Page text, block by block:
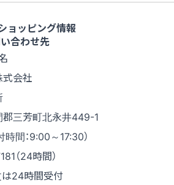
ョッピング情報
合わせ先
会社
三芳町北永井449-1
間：9:00～17:30）
（24時間）
24時間受付